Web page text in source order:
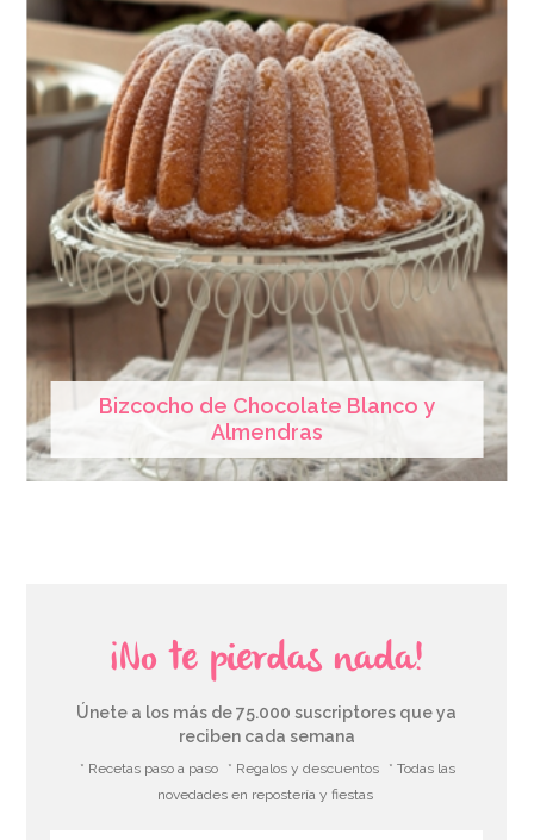
Bizcocho de Chocolate Blanco y
Almendras
¡No te pierdas nada!
Únete a los más de 75.000 suscriptores que ya
reciben cada semana
* Recetas paso a paso * Regalos y descuentos
* Todas las
novedades en repostería y fiestas